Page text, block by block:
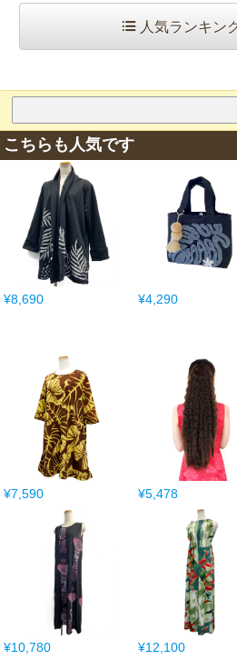
人気ランキン
こちらも人気です
¥8,690 ¥4,290
¥7,590 ¥5,478
¥10,780 ¥12,100